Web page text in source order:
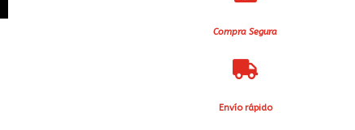
Compra Segura

Envío rápido